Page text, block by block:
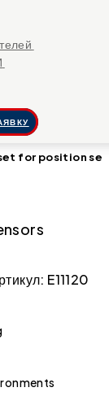
for position
E11120